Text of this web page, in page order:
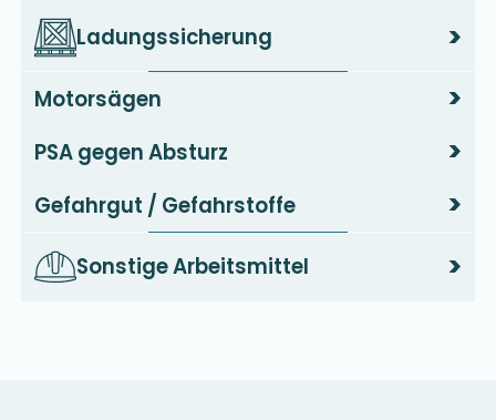
Ladungssicherung >
Motorsägen >
PSA gegen Absturz >
Gefahrgut / Gefahrstoffe >
Sonstige Arbeitsmittel >